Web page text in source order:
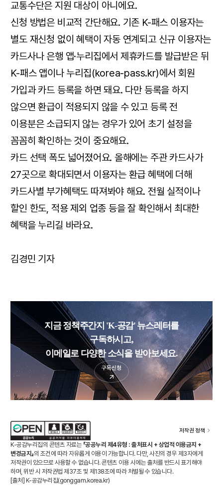
교통수단은 지원 대상이 아니에요.
신청 방법은 비교적 간단해요. 기존 K-패스 이용자는
별도 재신청 없이 혜택이 자동 연계되고 신규 이용자는
카드사나 은행 앱·누리집에서 제휴카드를 발급받은 뒤
K-패스 앱이나 누리집(korea-pass.kr)에서 회원
가입과 카드 등록을 하면 돼요. 다만 등록을 하지
않으면 환급이 적용되지 않을 수 있고 등록 전
이용분은 소급되지 않는 경우가 있어 초기 설정을
꼼꼼히 확인하는 것이 중요해요.
카드 선택 폭도 넓어졌어요. 올해에는 주관 카드사가
27곳으로 확대되면서 이용자는 환급 혜택에 더해
카드사별 부가혜택도 따져봐야 해요. 전월 실적이나
할인 한도, 적용 제외 업종 등을 잘 확인해서 최대한
혜택을 누리길 바라요.
김경민 기자
지금 정책주간지 'K-공감' 뉴스레터를
구독하시고,
이메일로 다양한 소식을 받아보세요.
구독신청
저작권 정책
K-공감누리집의 콘텐츠 자료는 「공공누리 제4유형 : 출처표시 + 상업적 이용금지 +
변경금지」의 조건에 따라 자유롭게 이용이 가능합니다. 다만, 사진의 경우 제3자에게
저작권이 있으므로 사용할 수 없습니다. 콘텐츠 이용 시에는 출처를 반드시 표기해야
하며, 위반 시 저작권법 제37조 및 제138조에 따라 처벌될 수 있습니다.
[출처] K-공감누리집(gonggam.korea.kr)